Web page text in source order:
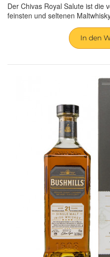
Der Chivas Royal Salute ist die
feinsten und seltenen
In den